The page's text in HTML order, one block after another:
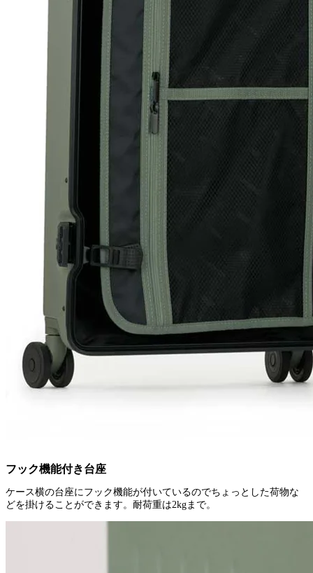
フック機能付き台座
ケース横の台座にフック機能が付いているのでちょっとした荷物な
どを掛けることができます。耐荷重は2kgまで。